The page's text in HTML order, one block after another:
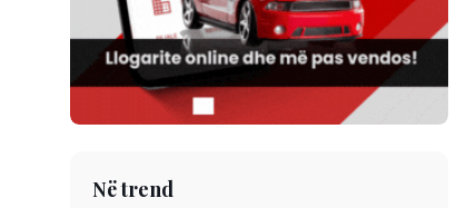
Në trend